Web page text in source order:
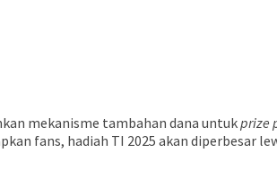
mekanisme tambahan dana untukprize
fans, hadiah TI 2025 akan diperbesar